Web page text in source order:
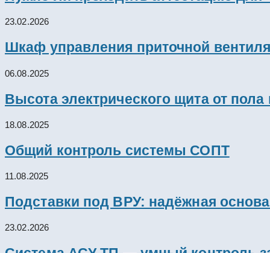
23.02.2026
Шкаф управления приточной
06.08.2025
Высота электрического щита от
18.08.2025
Общий контроль системы СОПТ
11.08.2025
Подставки под ВРУ: надёжная
23.02.2026